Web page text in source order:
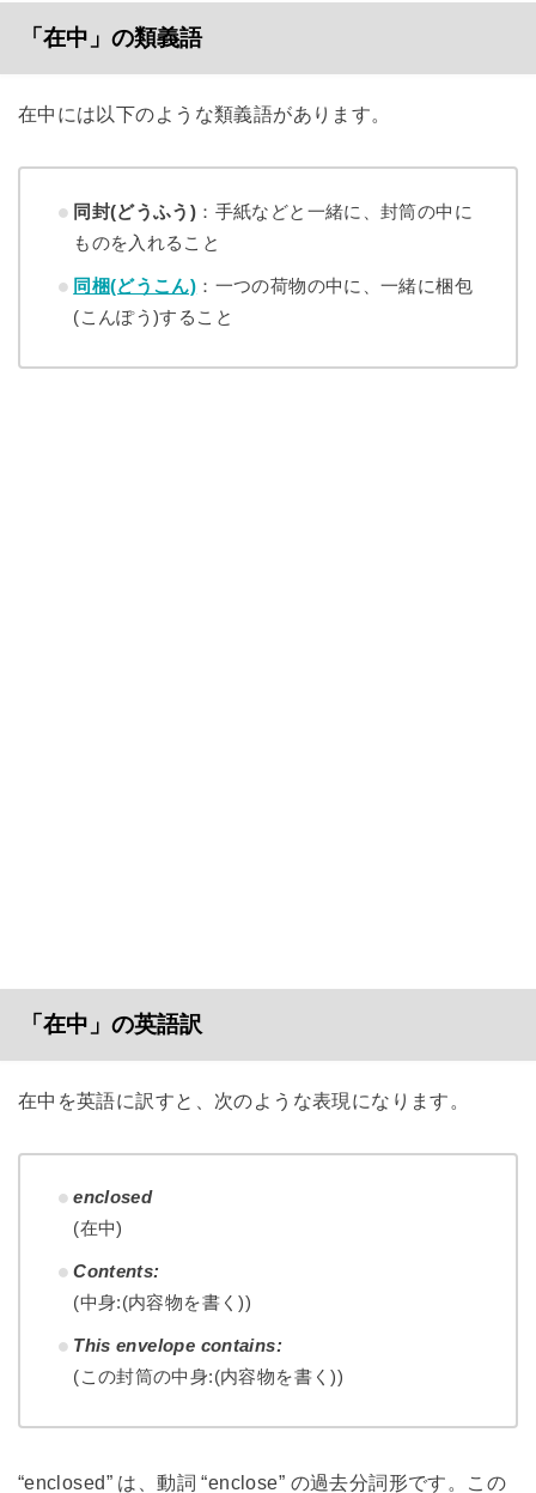
「在中」の類義語
在中には以下のような類義語があります。
同封(どうふう) ：手紙などと一緒に、封筒の中に
ものを入れること
同梱(どうこん) ：一つの荷物の中に、一緒に梱包
(こんぽう)すること
「在中」の英語訳
在中を英語に訳すと、次のような表現になります。
enclosed
(在中)
Contents:
(中身:(内容物を書く))
This envelope contains:
(この封筒の中身:(内容物を書く))
“enclosed” は、動詞 “enclose” の過去分詞形です。この